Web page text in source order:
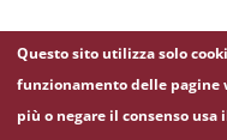
Questo sito utilizza solo
funzionamento delle pagine
più o negare il consenso